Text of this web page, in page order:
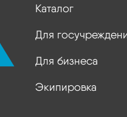
Каталог
Для
Для бизнеса
Экипировка